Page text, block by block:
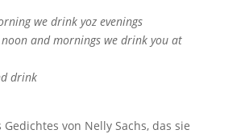
we drink yoz evenings
and mornings we drink you at
drink
Gedichtes von Nelly Sachs, das sie